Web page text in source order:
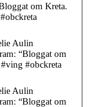
om Kreta.
Aulin
“Bloggat om
#obckreta
Aulin
“Bloggat om